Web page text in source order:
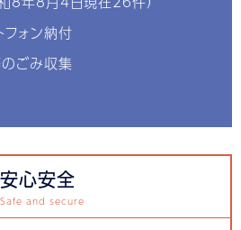
フォン納付
ごみ収集
安心安全